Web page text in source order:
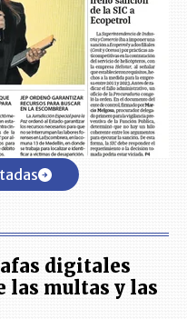
digitales
las multas y las